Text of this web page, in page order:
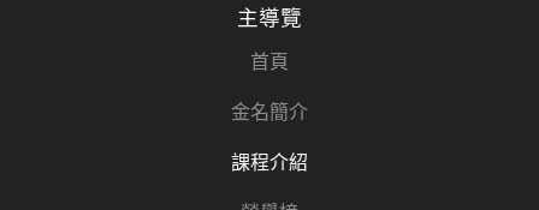
主導覽
首頁
金名簡介
課程介紹